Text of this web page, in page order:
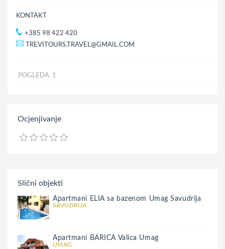
KONTAKT
+385 98 422 420
TREVITOURS.TRAVEL@GMAIL.COM
POGLEDA: 1
Ocjenjivanje
Slični objekti
Apartmani ELIA sa bazenom Umag Savudrija
SAVUDRIJA
Apartmani BARICA Valica Umag
UMAG